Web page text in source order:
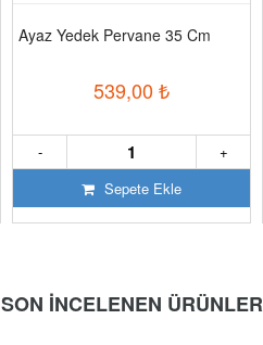
Ayaz Yedek Pervane 35 Cm
539,00 ₺
+
-
Sepete Ekle
SON İNCELENEN ÜRÜNLER